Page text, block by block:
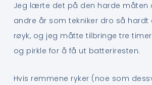
Jeg lærte det på den harde måten
andre år som tekniker dro så hardt
røyk, og jeg måtte tilbringe tre
og pirkle for å få ut batteriresten.
Hvis remmene ryker (noe som